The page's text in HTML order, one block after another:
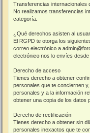
Transferencias internacionales
No realizamos transferencias
categoría.
¿Qué derechos asisten al
El RGPD te otorga los
correo electrónico a
electrónico nos lo envíes
Derecho de acceso
Tienes derecho a obtener
personales que te conciernen
personales y a la información
obtener una copia de los datos
Derecho de rectificación
Tienes derecho a obtener sin
personales inexactos que te